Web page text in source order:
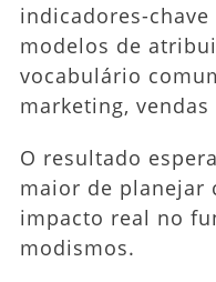
indicadores-
modelos de
vocabulário
marketing,
O resultado
maior de planejar
impacto real no
modismos.